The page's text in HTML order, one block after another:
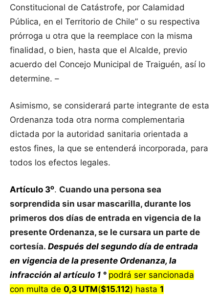
Constitucional de Catástrofe, por Calamidad
Pública, en el Territorio de Chile” o su respectiva
prórroga u otra que la reemplace con la misma
finalidad, o bien, hasta que el Alcalde, previo
acuerdo del Concejo Municipal de Traiguén, así lo
determine. –
Asimismo, se considerará parte integrante de esta
Ordenanza toda otra norma complementaria
dictada por la autoridad sanitaria orientada a
estos fines, la que se entenderá incorporada, para
todos los efectos legales.
Artículo 3o. Cuando una persona sea
sorprendida sin usar mascarilla, durante los
primeros dos días de entrada en vigencia de la
presente Ordenanza, se le cursara un parte de
cortesía. Después del segundo día de entrada
en vigencia de la presente Ordenanza, la
infracción al artículo 1 ° podrá ser sancionada
con multa de 0,3 UTM($15.112) hasta 1